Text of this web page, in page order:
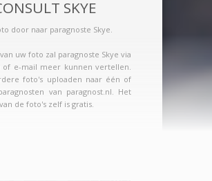
SKYE
door naar paragnoste Skye.
uw foto zal paragnoste Skye via
of e-mail meer kunnen vertellen.
foto's uploaden naar één of
van paragnost.nl. Het
de foto's zelf is gratis.